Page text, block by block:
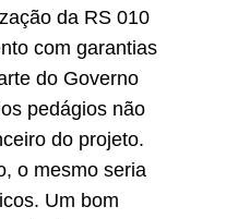
da RS 010
com garantias
do Governo
pedágios não
do projeto.
o mesmo seria
Um bom